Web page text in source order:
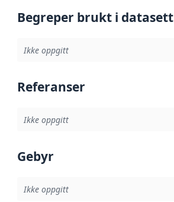
Begreper brukt i datasett
Ikke oppgitt
Referanser
Ikke oppgitt
Gebyr
Ikke oppgitt